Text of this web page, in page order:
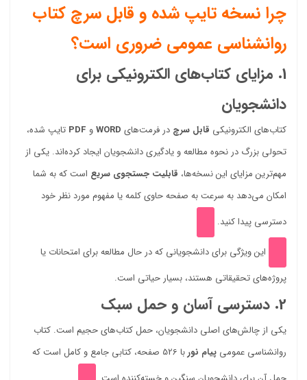
چرا نسخه تایپ شده و قابل سرچ کتاب
روانشناسی عمومی ضروری است؟
1. مزایای کتاب‌های الکترونیکی برای
دانشجویان
کتاب‌های الکترونیکی قابل سرچ در فرمت‌های WORDو PDF تایپ شده،
تحولی بزرگ در نحوه مطالعه و یادگیری دانشجویان ایجاد کرده‌اند. یکی از
مهم‌ترین مزایای این نسخه‌ها، قابلیت جستجوی سریع است که به شما
امکان می‌دهد به سرعت به صفحه حاوی کلمه یا مفهوم مورد نظر خود
دسترسی پیدا کنید.
این ویژگی برای دانشجویانی که در حال مطالعه برای امتحانات یا
پروژه‌های تحقیقاتی هستند، بسیار حیاتی است.
2. دسترسی آسان و حمل سبک
یکی از چالش‌های اصلی دانشجویان، حمل کتاب‌های حجیم است. کتاب
روانشناسی عمومی پیام نور
با 526 صفحه، کتابی جامع و کامل است که